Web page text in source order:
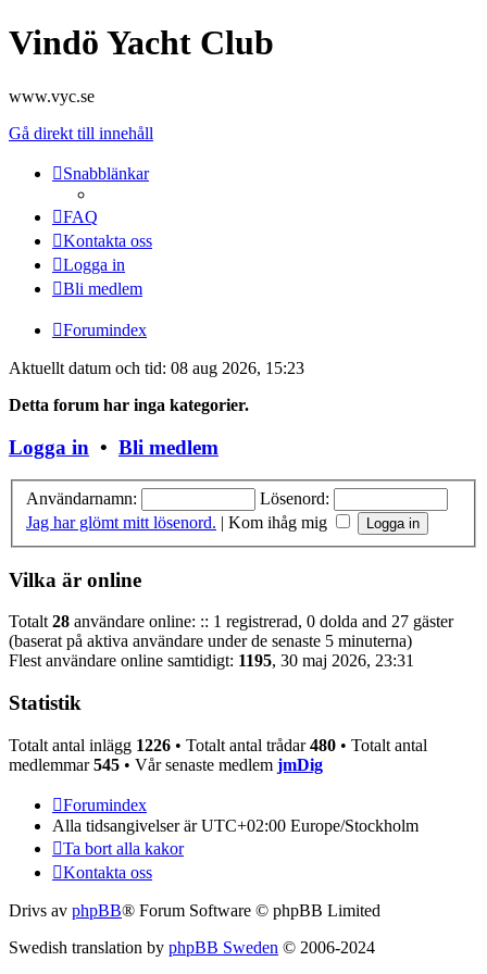
Vindö Yacht Club
www.vyc.se
Gå direkt till innehåll
Snabblänkar
FAQ
Kontakta oss
Logga in
Bli medlem
Forumindex
Aktuellt datum och tid: 08 aug 2026, 15:23
Detta forum har inga kategorier.
Logga in • Bli medlem
Användarnamn:
Lösenord:
Jag har glömt mitt lösenord. | Kom ihåg mig
Vilka är online
Totalt 28 användare online: :: 1 registrerad, 0 dolda and 27 gäster
(baserat på aktiva användare under de senaste 5 minuterna)
Flest användare online samtidigt: 1195, 30 maj 2026, 23:31
Statistik
Totalt antal inlägg 1226 • Totalt antal trådar480 • Totalt antal
medlemmar545 • Vår senaste medlem jmDig
Forumindex
Alla tidsangivelser är UTC+02:00 Europe/Stockholm
Ta bort alla kakor
Kontakta oss
Drivs av phpBB® Forum Software © phpBB Limited
Swedish translation by phpBB Sweden © 2006-2024